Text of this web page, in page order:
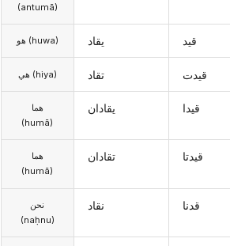
(antumā)
هو (huwa)
هي (hiya)
هما
(humā)
هما
(humā)
نحن
(naḥnu)
يقاد
تقاد
يقادان
تقادان
نقاد
قيد
قيدت
قيدا
قيدتا
قدنا